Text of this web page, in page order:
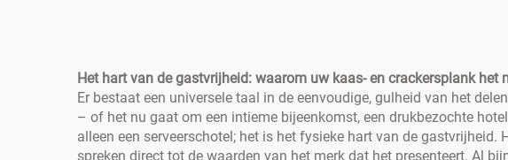
Het hart van de gastvrijheid: waarom uw kaas- en crackersplank het
Er bestaat een universele taal in de eenvoudige, gulheid van het
– of het nu gaat om een intieme bijeenkomst, een drukbezochte
alleen een serveerschotel; het is het fysieke hart van de
spreken direct tot de waarden van het merk dat het presenteert. Al